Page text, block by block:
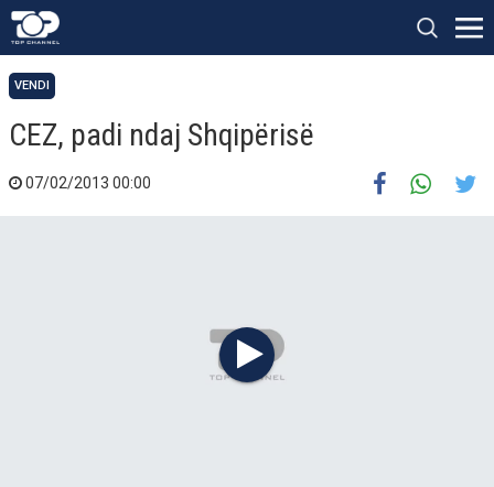
VENDI
CEZ, padi ndaj Shqipërisë
07/02/2013 00:00